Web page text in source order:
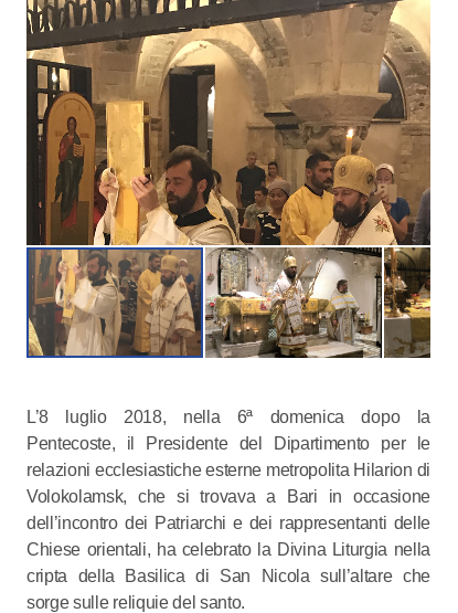
L’8 luglio 2018, nella 6ª domenica dopo la
Pentecoste, il Presidente del Dipartimento per le
relazioni ecclesiastiche esterne metropolita Hilarion di
Volokolamsk, che si trovava a Bari in occasione
dell’incontro dei Patriarchi e dei rappresentanti delle
Chiese orientali, ha celebrato la Divina Liturgia nella
cripta della Basilica di San Nicola sull’altare che
sorge sulle reliquie del santo.